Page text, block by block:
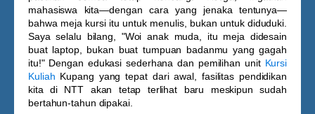
mahasiswa kita—dengan cara yang jenaka tentunya—
bahwa meja kursi itu untuk menulis, bukan untuk diduduki.
Saya selalu bilang, "Woi anak muda, itu meja didesain
buat laptop, bukan buat tumpuan badanmu yang gagah
itu!" Dengan edukasi sederhana dan pemilihan unit Kursi
Kuliah Kupang yang tepat dari awal, fasilitas pendidikan
kita di NTT akan tetap terlihat baru meskipun sudah
bertahun-tahun dipakai.